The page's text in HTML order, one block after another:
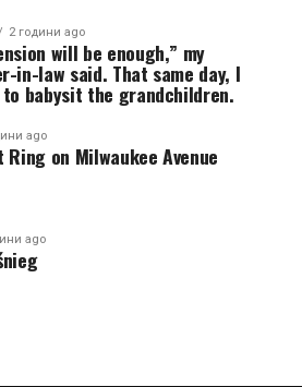
2 години ago
will be enough,” my
in-law said. That same day, I
babysit the grandchildren.
ago
Ring on Milwaukee Avenue
ago